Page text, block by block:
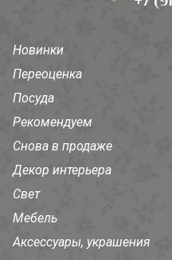
Новинки
Переоценка
Посуда
Рекомендуем
Снова в продаже
Декор интерьера
Свет
Мебель
Аксессуары, украшения